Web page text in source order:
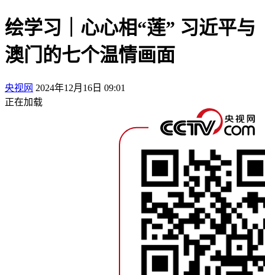
绘学习｜心心相“莲” 习近平与
澳门的七个温情画面
央视网 2024年12月16日 09:01
正在加载